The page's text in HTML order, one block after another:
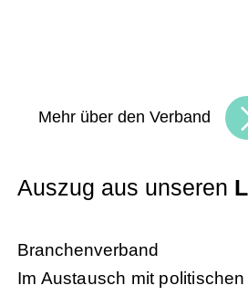
Mehr über den Verband
Auszug aus unseren
Branchenverband
Im Austausch mit